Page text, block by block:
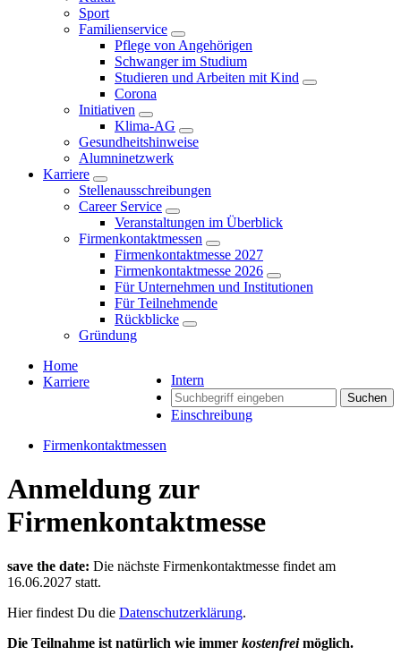
Sport
Familienservice
Pflege von Angehörigen
Schwanger im Studium
Studieren und Arbeiten mit Kind
Corona
Initiativen
Klima-AG
Gesundheitshinweise
Alumninetzwerk
Karriere
Stellenausschreibungen
Career Service
Veranstaltungen im Überblick
Firmenkontaktmessen
Firmenkontaktmesse 2027
Firmenkontaktmesse 2026
Für Unternehmen und Institutionen
Für Teilnehmende
Rückblicke
Gründung
Intern
Suchen
Einschreibung
Home
Karriere
Firmenkontaktmessen
Anmeldung zur
Firmenkontaktmesse
save the date: Die nächste Firmenkontaktmesse findet am
16.06.2027 statt.
Hier findest Du die Datenschutzerklärung.
Die Teilnahme ist natürlich wie immer kostenfreimöglich.